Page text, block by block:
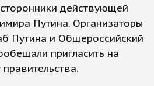
действующей
Путина. Организаторы
Путина и Общероссийский
пригласить на